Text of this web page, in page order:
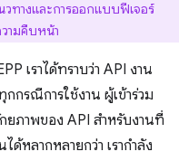
ทางและการออกแบบฟีเจอร์
ามคืบหน้า
เราได้ทราบว่า API งาน
กรณีการใช้งาน ผู้เข้าร่วม
ยภาพของ API สำหรับงานที่
ด้หลากหลายกว่า เรากำลัง